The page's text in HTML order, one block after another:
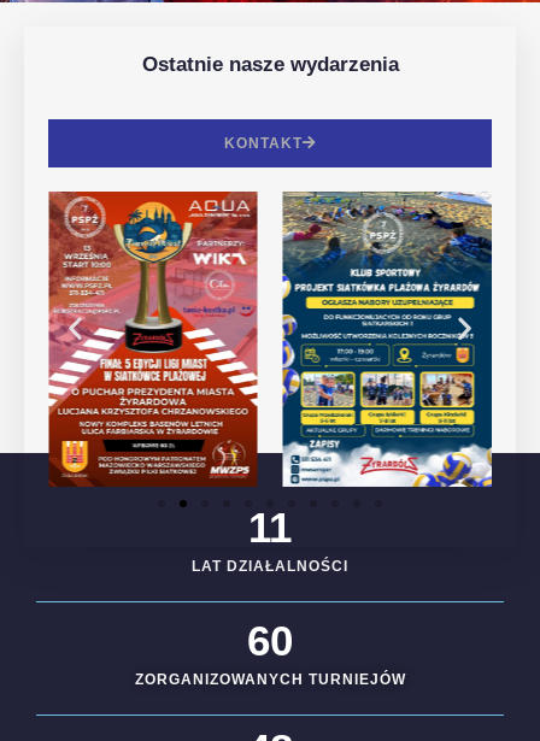
Ostatnie nasze wydarzenia
KONTAKT
LAT DZIAŁALNOŚCI
11
ZORGANIZOWANYCH TURNIEJÓW
60